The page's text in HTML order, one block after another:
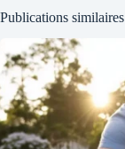
Publications similaires